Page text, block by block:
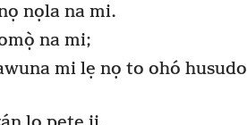
nọla na mi.
na mi;
mi lẹ nọ to ohó husudo